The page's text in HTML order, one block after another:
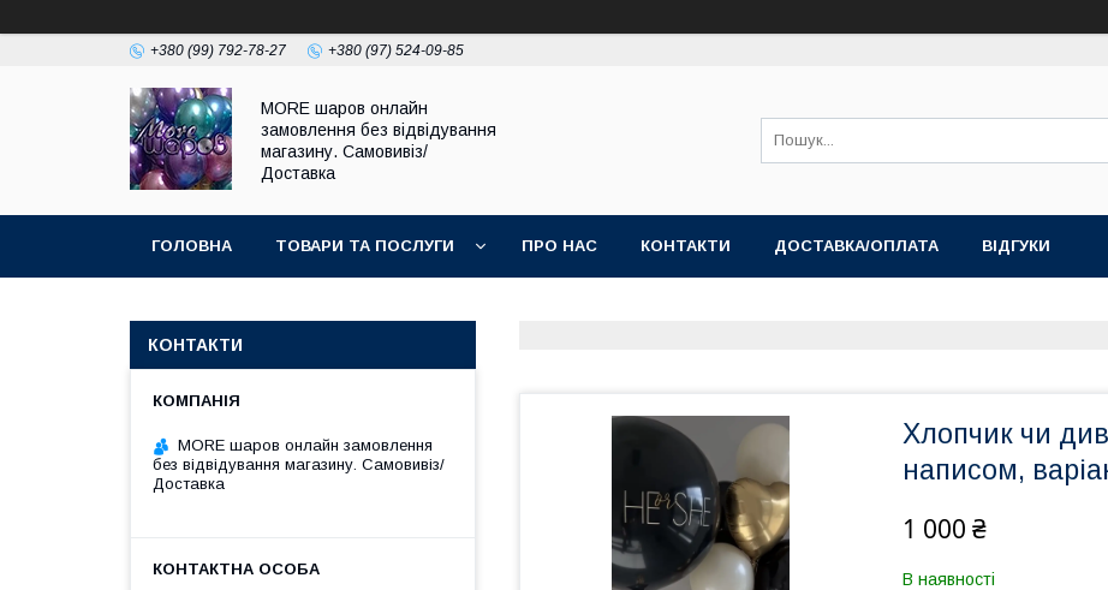
+380 (99) 792-78-27 +380 (97) 524-09-85
MORE шаров онлайн
замовлення без відвідування
магазину. Самовивіз/
Доставка
ГОЛОВНА ТОВАРИ ТА ПОСЛУГИ ПРО НАС КОНТАКТИ ДОСТАВКА/ОПЛАТА ВІДГУКИ
Хлопчик чи
написом,
1 000 ₴
В наявності
КОНТАКТИ
MORE шаров онлайн замовлення
без відвідування магазину. Самовивіз/
Доставка